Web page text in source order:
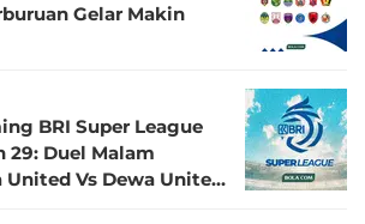
Gelar Makin
BRI Super League
29: Duel Malam
United Vs Dewa United